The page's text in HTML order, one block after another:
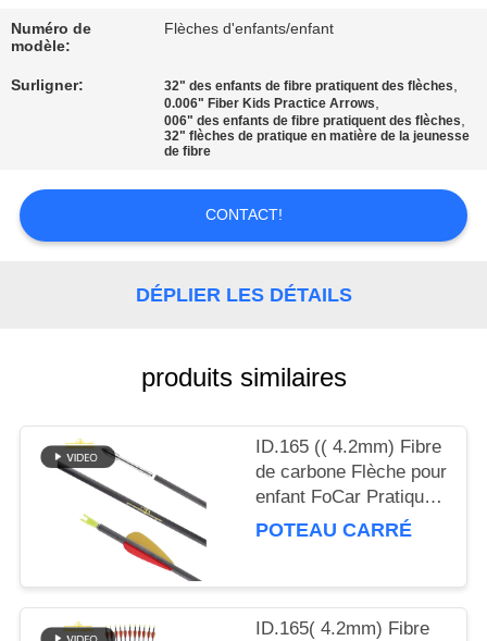
CONTACTEZ-
NOUS
DEMANDEZ
CITATION
POLITIQUE
DE
CONFIDENTIALITÉ
Numéro de
modèle:
Flèches d'enfants/enfant
Surligner: 32" des enfants de fibre pratiquent des flèches,
0.006" Fiber Kids Practice Arrows,
006" des enfants de fibre pratiquent des flèches,
32" flèches de pratique en matière de la jeunesse
de fibre
CONTACT!
DÉPLIER LES DÉTAILS
produits similaires
ID.165 (( 4.2mm) Fibre
de carbone Flèche pour
enfant FoCar Pratique,
Jeunesse pour
POTEAU CARRÉ
ID.165( 4.2mm) Fibre